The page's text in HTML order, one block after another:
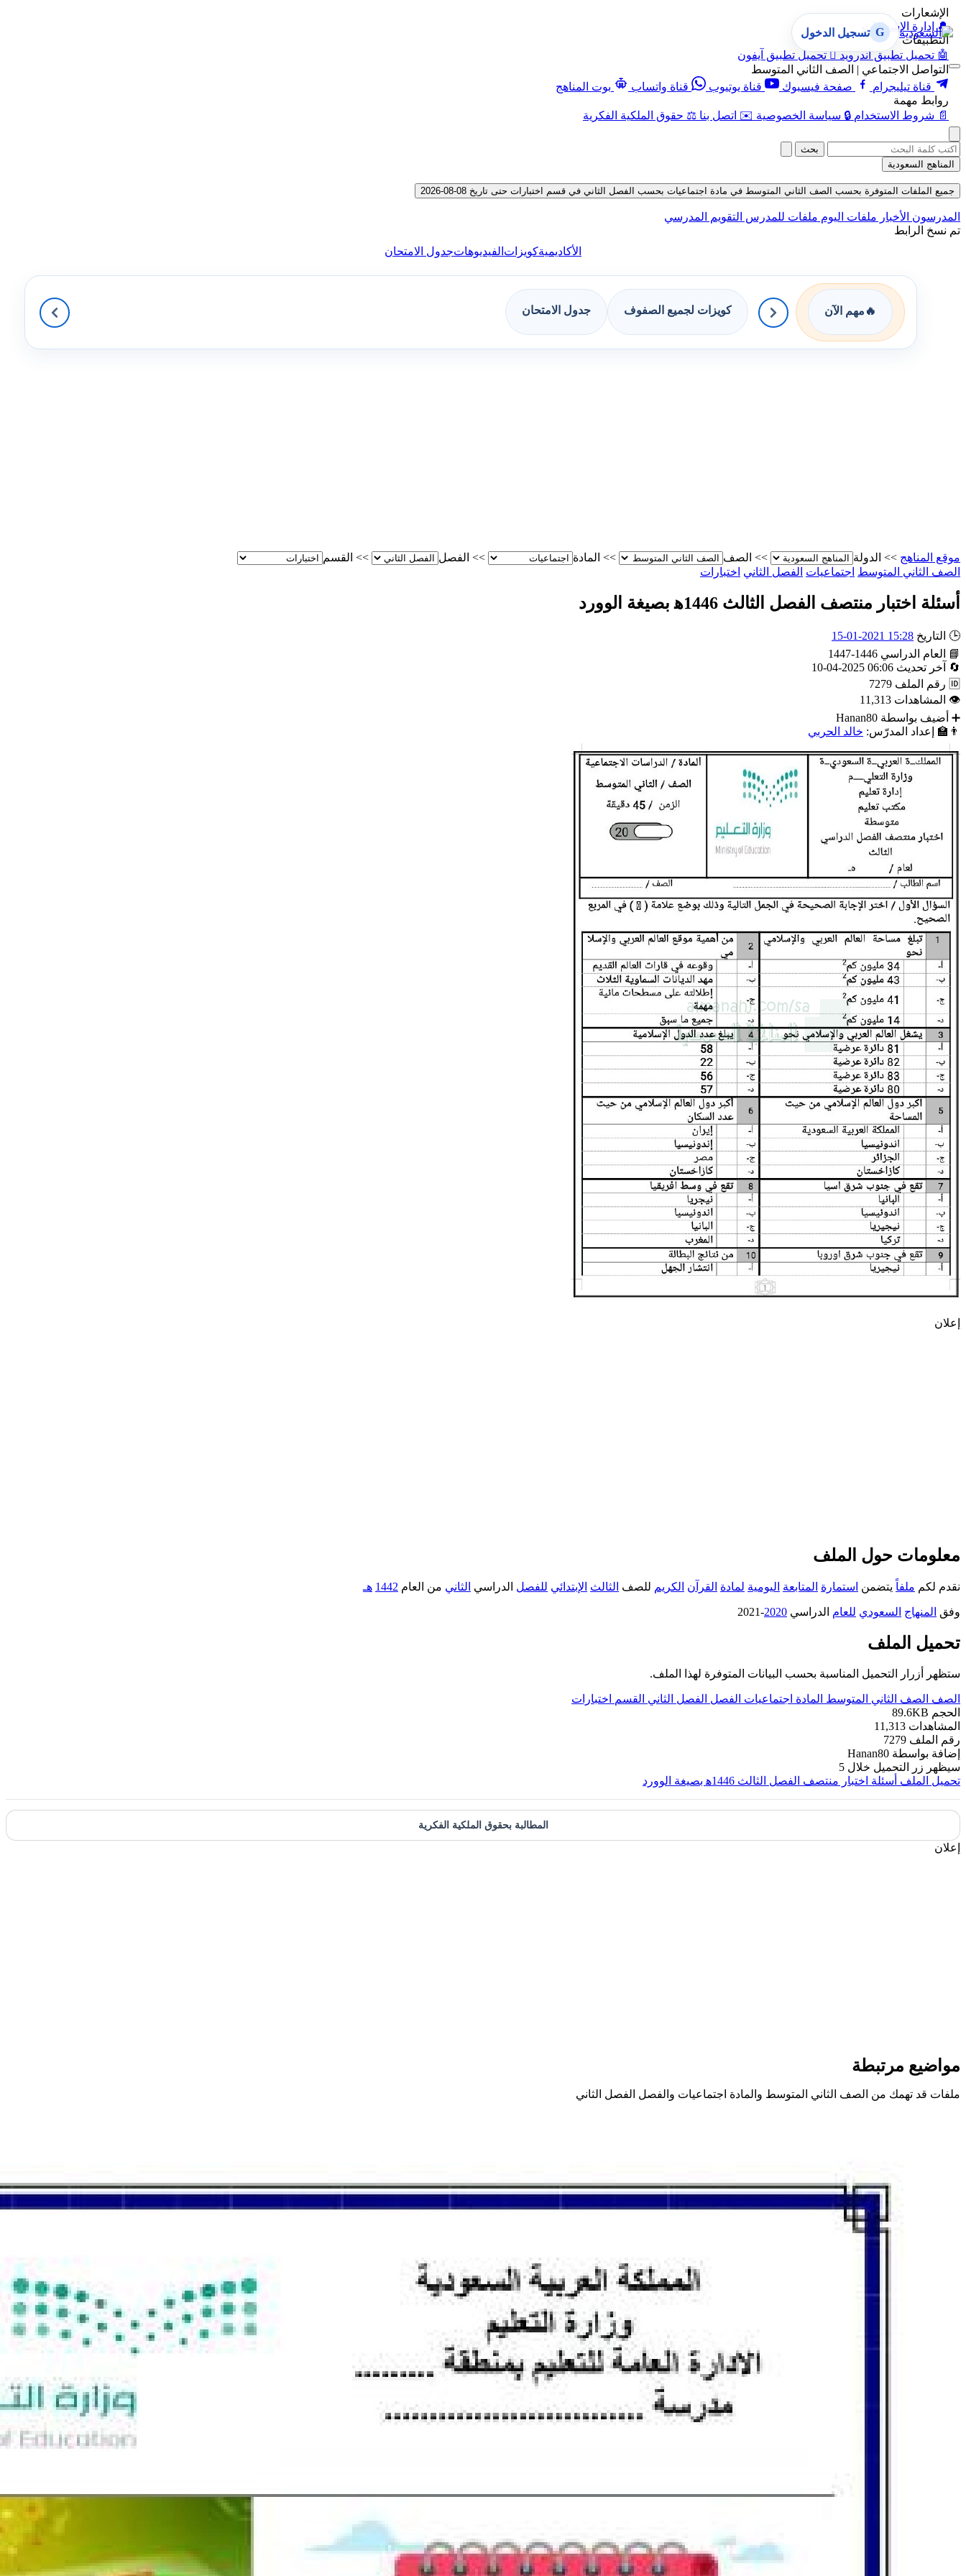
الإشعارات
🔔 إدارة الإشعارات
التطبيقات
🤖 تحميل تطبيق أندرويد  تحميل تطبيق آيفون
التواصل الاجتماعي | الصف الثاني المتوسط
قناة تيليجرام
صفحة فيسبوك قناة يوتيوب قناة واتساب
بوت المناهج
روابط مهمة
📄 شروط الاستخدام 🔒 سياسة الخصوصية ✉️ اتصل بنا ⚖️ حقوق الملكية الفكرية
G تسجيل الدخول
بحث
المناهج السعودية
جميع الملفات المتوفرة بحسب الصف الثاني المتوسط في مادة اجتماعيات بحسب الفصل الثاني في قسم اختبارات حتى تاريخ 08-08-2026
المدرسون الأخبار ملفات اليوم ملفات للمدرس التقويم المدرسي
تم نسخ الرابط
الأكاديميةكويزات الفيديوهاتجدول الامتحان
🔥 مهم الآن كويزات لجميع الصفوف جدول الامتحان
موقع المناهج >> الدولة >> الصف >> المادة >> الفصل >> القسم
الصف الثاني المتوسط اجتماعيات الفصل الثاني اختبارات
أسئلة اختبار منتصف الفصل الثالث 1446ه‍ بصيغة الوورد
🕒 التاريخ 15:28 2021-01-15
📘
العام الدراسي 1446-1447
🔄
آخر تحديث 06:06 2025-04-10
🆔 رقم الملف 7279
👁 المشاهدات 11,313
➕ أضيف بواسطة Hanan80
👨‍🏫
إعداد المدرّس: خالد الحربي
إعلان
معلومات حول الملف
نقدم لكم ملفاً يتضمن استمارة المتابعة اليومية لمادة القرآن الكريم للصف الثالث الإبتدائي للفصل الدراسي الثاني من العام 1442 هـ
وفق المنهاج السعودي للعام الدراسي 2020
-2021
تحميل الملف
ستظهر أزرار التحميل المناسبة بحسب البيانات المتوفرة لهذا الملف.
الصف الصف الثاني المتوسط المادة اجتماعيات الفصل الفصل الثاني القسم اختبارات
الحجم 89.6KB
المشاهدات 11,313
رقم الملف 7279
إضافة بواسطة Hanan80
سيظهر زر التحميل خلال 5
تحميل الملف أسئلة اختبار منتصف الفصل الثالث 1446ه‍ بصيغة الوورد
المطالبة بحقوق الملكية الفكرية
إعلان
مواضيع مرتبطة
ملفات قد تهمك من الصف الثاني المتوسط والمادة اجتماعيات والفصل الفصل الثاني